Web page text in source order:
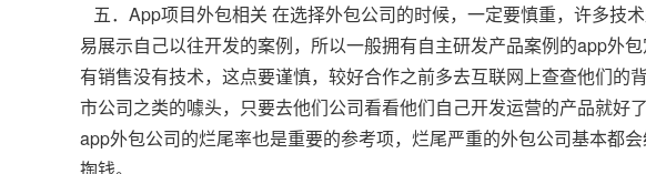
五．App项目外包相关 在选择外包公司的时候，一定要慎重，许多技
易展示自己以往开发的案例，所以一般拥有自主研发产品案例的app外
有销售没有技术，这点要谨慎，较好合作之前多去互联网上查查他们的
市公司之类的噱头，只要去他们公司看看他们自己开发运营的产品就
app外包公司的烂尾率也是重要的参考项，烂尾严重的外包公司基本都